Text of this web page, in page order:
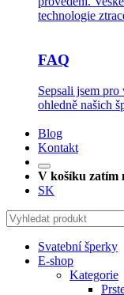
technologie
FAQ
Sepsali jsem pro
ohledně našich
Blog
Kontakt
V košíku zatím
SK
Svatební šperky
E-shop
Kategorie